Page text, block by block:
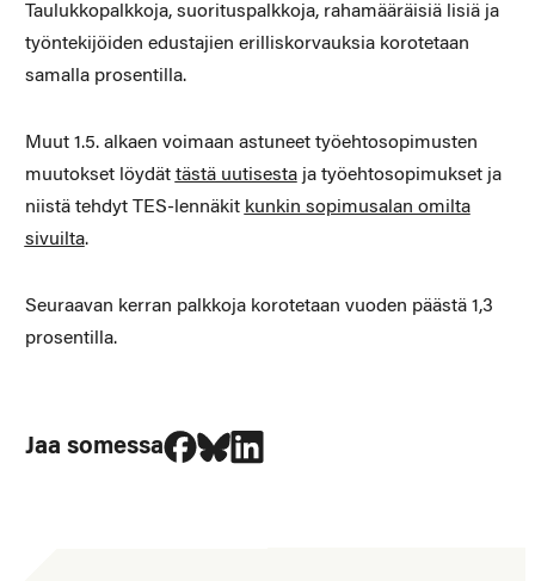
Taulukkopalkkoja, suorituspalkkoja, rahamääräisiä lisiä ja
työntekijöiden edustajien erilliskorvauksia korotetaan
samalla prosentilla.
Muut 1.5. alkaen voimaan astuneet työehtosopimusten
muutokset löydät tästä uutisestaja työehtosopimukset ja
niistä tehdyt TES-lennäkit kunkin sopimusalan omilta
sivuilta.
Seuraavan kerran palkkoja korotetaan vuoden päästä 1,3
prosentilla.
Jaa somessa
Jaa Facebookissa
Jaa Blueskyssa
Jaa LinkedIn:ssä